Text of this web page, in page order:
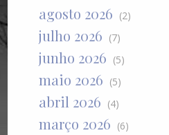
agosto 2026 (2)
julho 2026 (7)
junho 2026 (5)
maio 2026 (5)
abril 2026 (4)
março 2026 (6)